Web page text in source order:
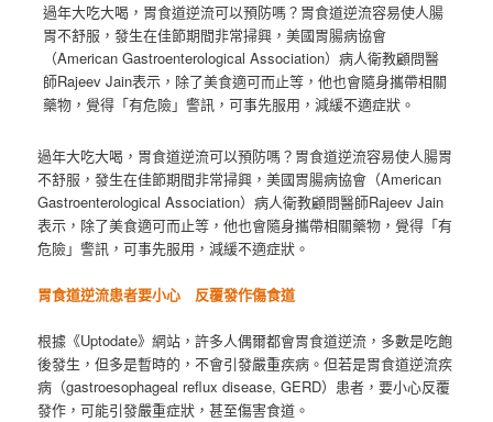
過年大吃大喝，胃食道逆流可以預防嗎？胃食道逆流容易使人腸
胃不舒服，發生在佳節期間非常掃興，美國胃腸病協會
（American Gastroenterological Association）病人衛教顧問醫
師Rajeev Jain表示，除了美食適可而止等，他也會隨身攜帶相關
藥物，覺得「有危險」警訊，可事先服用，減緩不適症狀。
過年大吃大喝，胃食道逆流可以預防嗎？胃食道逆流容易使人腸胃
不舒服，發生在佳節期間非常掃興，美國胃腸病協會（American
Gastroenterological Association）病人衛教顧問醫師Rajeev Jain
表示，除了美食適可而止等，他也會隨身攜帶相關藥物，覺得「有
危險」警訊，可事先服用，減緩不適症狀。
胃食道逆流患者要小心 反覆發作傷食道
根據《Uptodate》網站，許多人偶爾都會胃食道逆流，多數是吃飽
後發生，但多是暫時的，不會引發嚴重疾病。但若是胃食道逆流疾
病（gastroesophageal reflux disease, GERD）患者，要小心反覆
發作，可能引發嚴重症狀，甚至傷害食道。